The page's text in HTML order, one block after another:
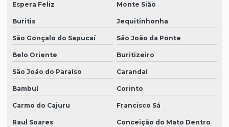
Espera Feliz Monte Sião
Buritis Jequitinhonha
São Gonçalo do Sapucaí São João da Ponte
Belo Oriente Buritizeiro
São João do Paraíso Carandaí
Bambuí Corinto
Carmo do Cajuru Francisco Sá
Raul Soares Conceição do Mato Dentro